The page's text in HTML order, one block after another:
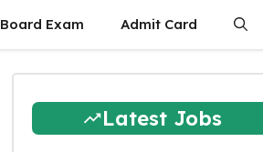
Board Exam Admit Card
Latest Jobs